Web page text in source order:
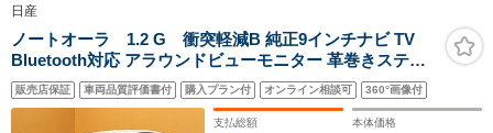
日産
ノートオーラ 1.2 G 衝突軽減B 純正9インチナビ TV
Bluetooth対応 アラウンドビューモニター 革巻きステア
リング LEDヘッドライト スマートキー プッシュスタート
電子パーキング 純正アルミホイール
販売店保証 車両品質評価書付 購入プラン付 オンライン相談可 360°画像付
支払総額 本体価格